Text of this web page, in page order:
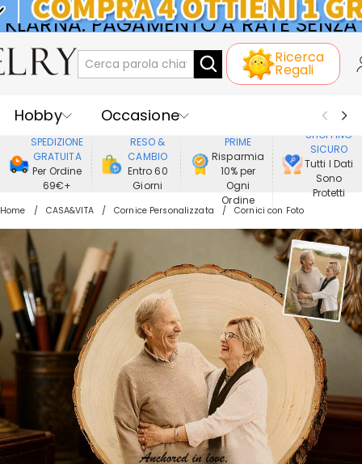
KLARNA: PAGAMENTO A RATE SENZA
INTERESSI
Ricerca
Regali
Hobby
Occasione
Ricevente
Best Seller
Nuovi
Gioielli
Casa&Vita
Abbigliamento
SPEDIZIONE
GRATUITA
Per Ordine
69€+
RESO &
CAMBIO
Entro 60
Giorni
PRIME
Risparmia
10% per
Ogni
Ordine
SHOPPING
SICURO
Tutti I Dati
Sono
Protetti
Home CASA&VITA Cornice Personalizzata Cornici con Foto